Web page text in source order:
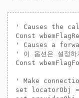
' Causes the
Const
' Causes a
' 이 옵션은 설정하
Const
' Make
set locatorObj =